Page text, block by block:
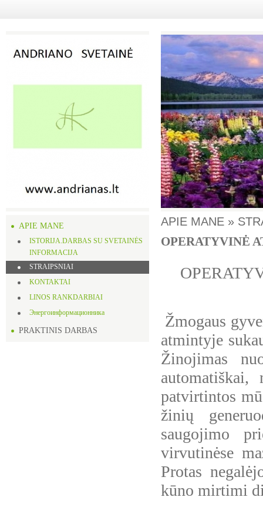
APIE MANE
ISTORIJA.DARBAS SU SVETAINĖS
INFORMACIJA
STRAIPSNIAI
KONTAKTAI
LINOS RANKDARBIAI
Энергоинформационника
PRAKTINIS DARBAS
APIE MANE »
OPERATYVINĖ
Žmogaus
atmintyje
Žinojimas
patvirtintos
žinių
saugojimo
virvutinėse
Protas
kūno mirtimi